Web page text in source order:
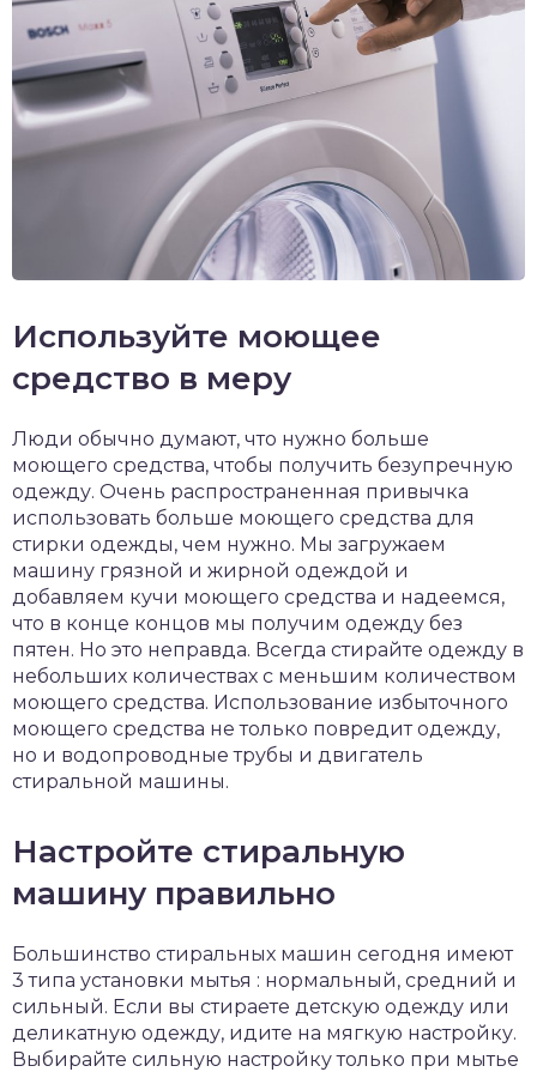
Используйте моющее
средство в меру
Люди обычно думают, что нужно больше
моющего средства, чтобы получить безупречную
одежду. Очень распространенная привычка
использовать больше моющего средства для
стирки одежды, чем нужно. Мы загружаем
машину грязной и жирной одеждой и
добавляем кучи моющего средства и надеемся,
что в конце концов мы получим одежду без
пятен. Но это неправда. Всегда стирайте одежду в
небольших количествах с меньшим количеством
моющего средства. Использование избыточного
моющего средства не только повредит одежду,
но и водопроводные трубы и двигатель
стиральной машины.
Настройте стиральную
машину правильно
Большинство стиральных машин сегодня имеют
3 типа установки мытья : нормальный, средний и
сильный. Если вы стираете детскую одежду или
деликатную одежду, идите на мягкую настройку.
Выбирайте сильную настройку только при мытье